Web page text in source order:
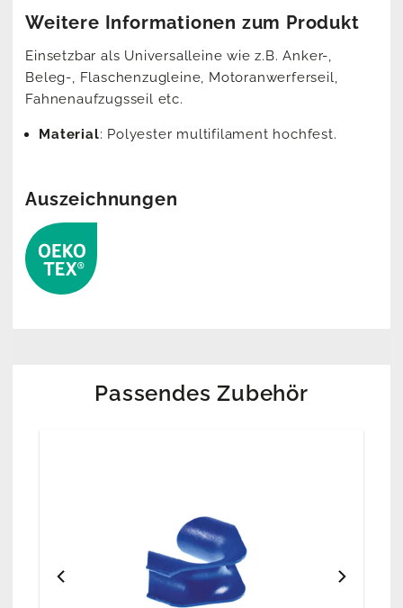
Weitere Informationen zum Produkt
Einsetzbar als Universalleine wie z.B. Anker-,
Beleg-, Flaschenzugleine, Motoranwerferseil,
Fahnenaufzugsseil etc.
Material: Polyester multifilament hochfest.
Auszeichnungen
Passendes Zubehör